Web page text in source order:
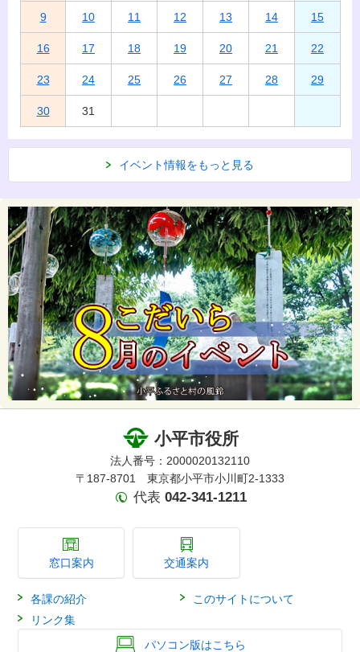
9 10 11 12 13 14 15
16 17 18 19 20 21 22
23 24 25 26 27 28 29
30 31
イベント情報をもっと見る
小平市役所
法人番号：2000020132110
〒187-8701 東京都小平市小川町2-1333
代表 042-341-1211
窓口案内 交通案内
各課の紹介
このサイトについて
リンク集
パソコン版はこちら